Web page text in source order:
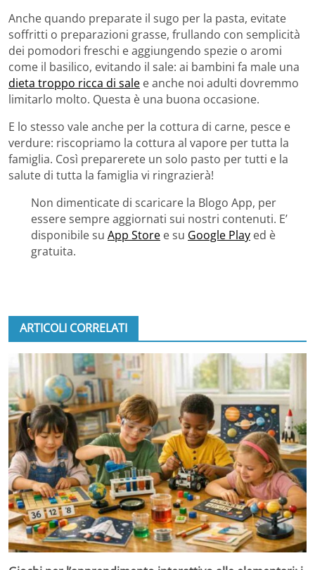
Anche quando preparate il sugo per la pasta, evitate
soffritti o preparazioni grasse, frullando con semplicità
dei pomodori freschi e aggiungendo spezie o aromi
come il basilico, evitando il sale: ai bambini fa male una
dieta troppo ricca di sale e anche noi adulti dovremmo
limitarlo molto. Questa è una buona occasione.
E lo stesso vale anche per la cottura di carne, pesce e
verdure: riscopriamo la cottura al vapore per tutta la
famiglia. Così preparerete un solo pasto per tutti e la
salute di tutta la famiglia vi ringrazierà!
Non dimenticate di scaricare la Blogo App, per
essere sempre aggiornati sui nostri contenuti. E’
disponibile su App Store e su Google Play ed è
gratuita.
ARTICOLI CORRELATI